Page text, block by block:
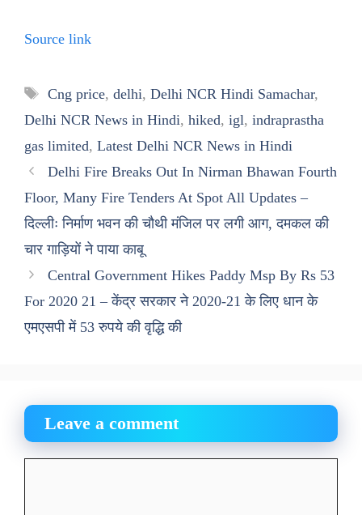
Source link
Tags
Cng price, delhi, Delhi NCR Hindi Samachar,
Delhi NCR News in Hindi, hiked, igl, indraprastha
gas limited, Latest Delhi NCR News in Hindi
Delhi Fire Breaks Out In Nirman Bhawan Fourth
Floor, Many Fire Tenders At Spot All Updates –
दिल्लीः निर्माण भवन की चौथी मंजिल पर लगी आग, दमकल की
चार गाड़ियों ने पाया काबू
Central Government Hikes Paddy Msp By Rs 53
For 2020 21 – केंद्र सरकार ने 2020-21 के लिए धान के
एमएसपी में 53 रुपये की वृद्धि की
Leave a comment